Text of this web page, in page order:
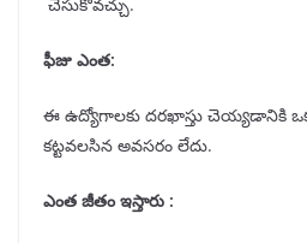
చేసుకోవచ్చు.
ఫీజు ఎంత:
ఈ ఉద్యోగాలకు దరఖాస్తు చెయ్యడానికి
కట్టవలసిన అవసరం లేదు.
ఎంత జీతం ఇస్తారు :